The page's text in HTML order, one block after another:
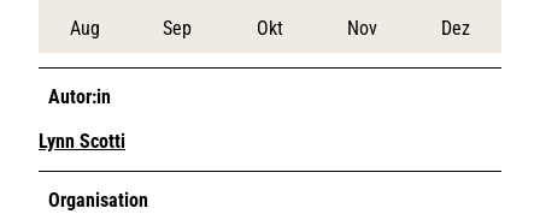
Aug Sep Okt Nov Dez
Autor:in
Lynn Scotti
Organisation